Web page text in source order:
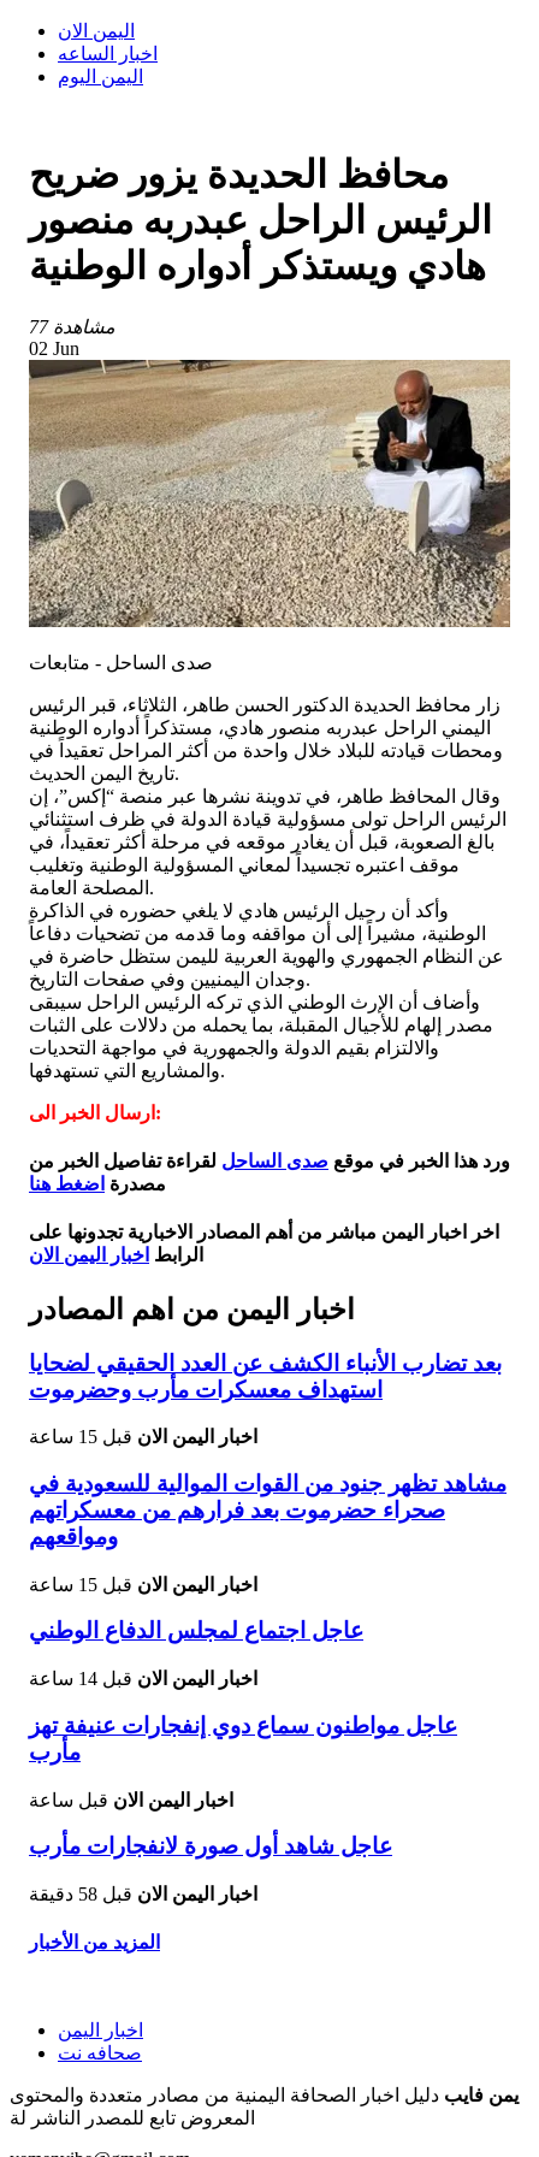
اليمن الان
اخبار الساعه
اليمن اليوم
محافظ الحديدة يزور ضريح
الرئيس الراحل عبدربه منصور
هادي ويستذكر أدواره الوطنية
77 مشاهدة
02 Jun
صدى الساحل - متابعات
زار محافظ الحديدة الدكتور الحسن طاهر، الثلاثاء، قبر الرئيس
اليمني الراحل عبدربه منصور هادي، مستذكراً أدواره الوطنية
ومحطات قيادته للبلاد خلال واحدة من أكثر المراحل تعقيداً في
تاريخ اليمن الحديث.
وقال المحافظ طاهر، في تدوينة نشرها عبر منصة “إكس”، إن
الرئيس الراحل تولى مسؤولية قيادة الدولة في ظرف استثنائي
بالغ الصعوبة، قبل أن يغادر موقعه في مرحلة أكثر تعقيداً، في
موقف اعتبره تجسيداً لمعاني المسؤولية الوطنية وتغليب
المصلحة العامة.
وأكد أن رحيل الرئيس هادي لا يلغي حضوره في الذاكرة
الوطنية، مشيراً إلى أن مواقفه وما قدمه من تضحيات دفاعاً
عن النظام الجمهوري والهوية العربية لليمن ستظل حاضرة في
وجدان اليمنيين وفي صفحات التاريخ.
وأضاف أن الإرث الوطني الذي تركه الرئيس الراحل سيبقى
مصدر إلهام للأجيال المقبلة، بما يحمله من دلالات على الثبات
والالتزام بقيم الدولة والجمهورية في مواجهة التحديات
والمشاريع التي تستهدفها.
ارسال الخبر الى:
ورد هذا الخبر في موقع صدى الساحل لقراءة تفاصيل الخبر من
مصدرة اضغط هنا
اخر اخبار اليمن مباشر من أهم المصادر الاخبارية تجدونها على
الرابط اخبار اليمن الان
اخبار اليمن من اهم المصادر
بعد تضارب الأنباء الكشف عن العدد الحقيقي لضحايا
استهداف معسكرات مأرب وحضرموت
اخبار اليمن الان قبل 15 ساعة
مشاهد تظهر جنود من القوات الموالية للسعودية في
صحراء حضرموت بعد فرارهم من معسكراتهم
ومواقعهم
اخبار اليمن الان قبل 15 ساعة
عاجل اجتماع لمجلس الدفاع الوطني
اخبار اليمن الان قبل 14 ساعة
عاجل مواطنون سماع دوي إنفجارات عنيفة تهز
مأرب
اخبار اليمن الان قبل ساعة
عاجل شاهد أول صورة لانفجارات مأرب
اخبار اليمن الان قبل 58 دقيقة
المزيد من الأخبار
اخبار اليمن
صحافه نت
يمن فايب دليل اخبار الصحافة اليمنية من مصادر متعددة والمحتوى
المعروض تابع للمصدر الناشر لة